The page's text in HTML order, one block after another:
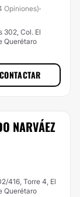
Opiniones)·
302, Col. El
Querétaro
CONTACTAR
NARVÁEZ
416, Torre 4, El
Querétaro